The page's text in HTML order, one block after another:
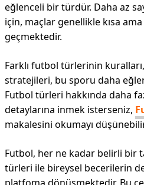
eğlenceli bir türdür. Daha az
için, maçlar genellikle kısa
geçmektedir.
Farklı futbol türlerinin
stratejileri, bu sporu daha
Futbol türleri hakkında daha
detaylarına inmek isterseniz,
makalesini okumayı
Futbol, her ne kadar belirli bir
türleri ile bireysel becerilerin